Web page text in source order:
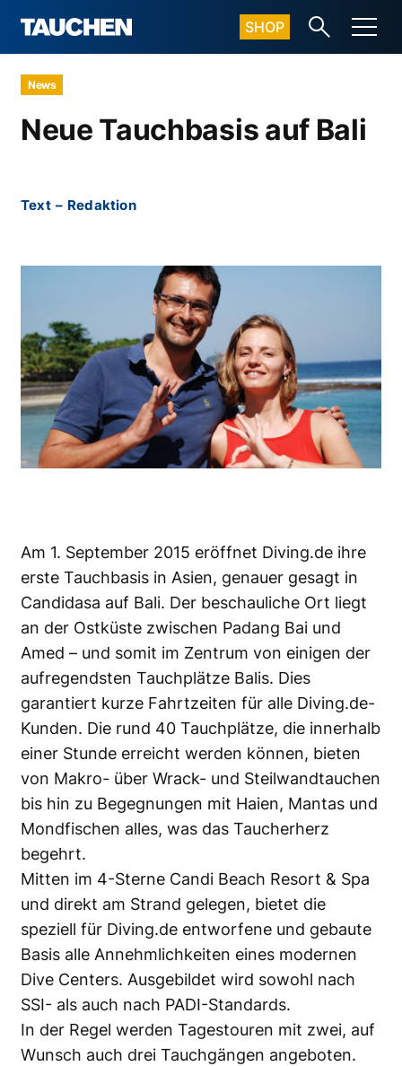
SHOP
News
Neue Tauchbasis auf Bali
Text – Redaktion
Am 1. September 2015 eröffnet Diving.de ihre
erste Tauchbasis in Asien, genauer gesagt in
Candidasa auf Bali. Der beschauliche Ort liegt
an der Ostküste zwischen Padang Bai und
Amed – und somit im Zentrum von einigen der
aufregendsten Tauchplätze Balis. Dies
garantiert kurze Fahrtzeiten für alle Diving.de-
Kunden. Die rund 40 Tauchplätze, die innerhalb
einer Stunde erreicht werden können, bieten
von Makro- über Wrack- und Steilwandtauchen
bis hin zu Begegnungen mit Haien, Mantas und
Mondfischen alles, was das Taucherherz
begehrt.
Mitten im 4-Sterne Candi Beach Resort & Spa
und direkt am Strand gelegen, bietet die
speziell für Diving.de entworfene und gebaute
Basis alle Annehmlichkeiten eines modernen
Dive Centers. Ausgebildet wird sowohl nach
SSI- als auch nach PADI-Standards.
In der Regel werden Tagestouren mit zwei, auf
Wunsch auch drei Tauchgängen angeboten.